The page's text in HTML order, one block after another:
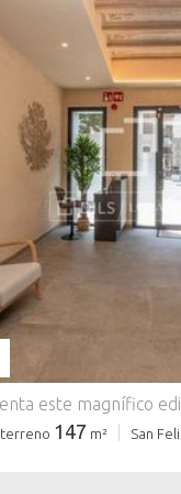
CARGANDO...
terreno 147 m² San